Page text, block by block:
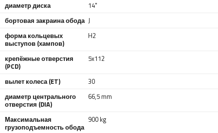
диаметр диска
14"
бортовая закраина обода J
форма кольцевых
выступов (хампов)
H2
крепёжные отверстия
(PCD)
5x112
вылет колеса (ET)
30
диаметр центрального
отверстия (DIA)
66,5 mm
Максимальная
грузоподъемность обода
900 kg